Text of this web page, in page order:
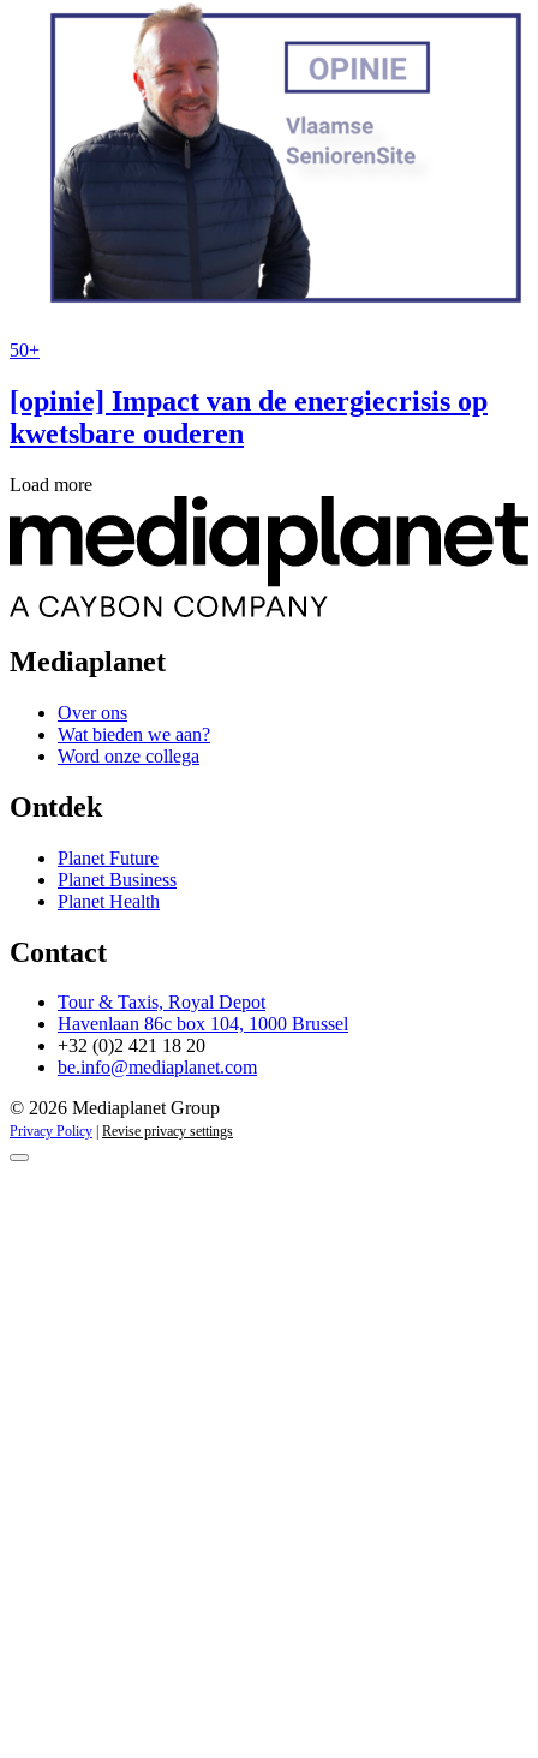
50+
[opinie] Impact van de energiecrisis op
kwetsbare ouderen
Load more
Mediaplanet
Over ons
Wat bieden we aan?
Word onze collega
Ontdek
Planet Future
Planet Business
Planet Health
Contact
Tour & Taxis, Royal Depot
Havenlaan 86c box 104, 1000 Brussel
+32 (0)2 421 18 20
be.info@mediaplanet.com
© 2026 Mediaplanet Group
Privacy Policy Revise privacy settings